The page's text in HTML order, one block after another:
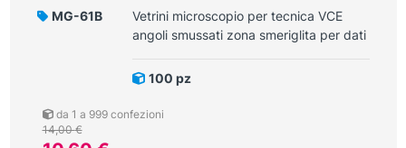
smussati
zona
2
MG-61B
Vetrini microscopio per tecnica VCE
angoli smussati zona smeriglita per dati
100 pz
da 1 a 999 confezioni
14,00€